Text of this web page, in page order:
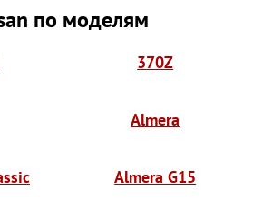
по моделям
370Z
Almera
Almera G15